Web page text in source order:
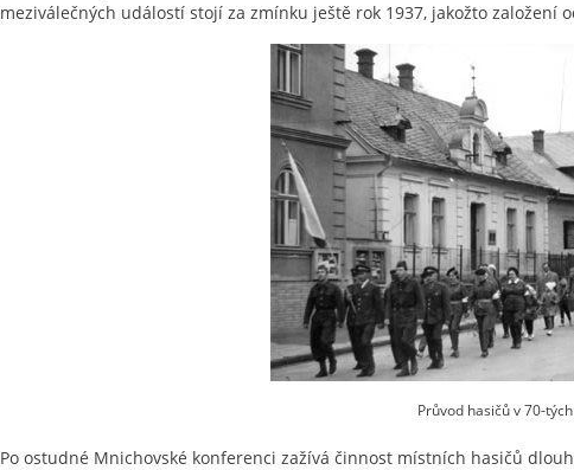
meziválečných událostí stojí za zmínku ještě rok 1937, jakožto založení
Průvod hasičů v 70-
Po ostudné Mnichovské konferenci zažívá činnost místních hasičů